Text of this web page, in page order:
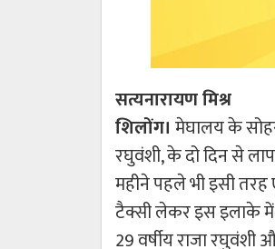
सत्यनारायण मिश्र
शिलोंग। मेघालय के
रघुवंशी, के दो दिन से
महीने पहले भी इसी तरह
टैक्सी लेकर इस इलाके में
29 वर्षीय राजा रघुवंशी